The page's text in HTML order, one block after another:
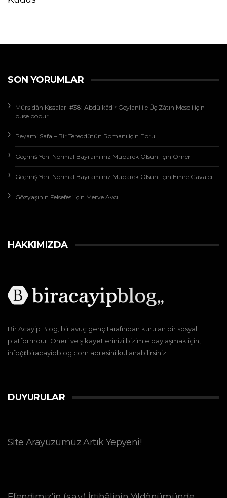
SON YORUMLAR
Mürşidân Kıssaları #38: Abdülkâdir Geylanî ile Üç Zâtın Meseli için
buse bobur
Peyami Safa – Bir Tereddütün Romanı için Ebru
Geçmiş Yeni Normal Bayramınız Mübarek Olsun! için Ömer
Geçmiş Yeni Normal Bayramınız Mübarek Olsun! için Emre Gavalcı
Gözyaşının Felsefesi için Merve Avcı
HAKKIMIZDA
Bir Acayip Blog, bir avuç genç tarafından kurulan bir sosyal
platformdur. Öneri ve şikayetlerinizi bizimle paylaşmak için,
info@biracayipblog.com adresini kullanabilirsiniz
DUYURULAR
Site Arayüzümüz Artık Yepyeni!